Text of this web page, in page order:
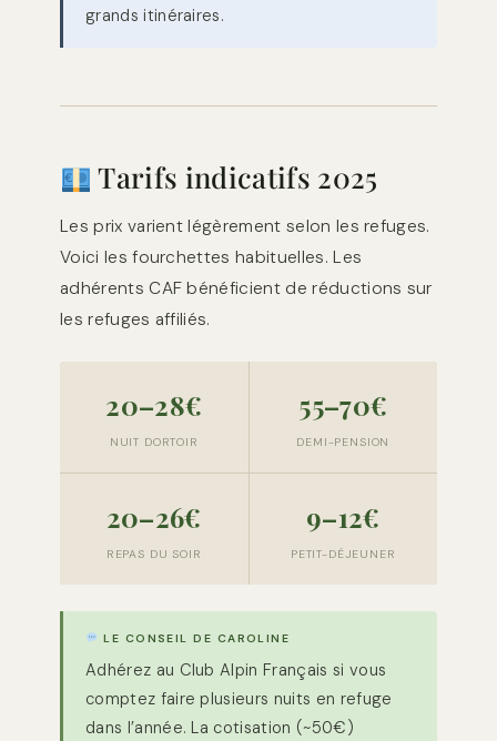
grands itinéraires.
Tarifs indicatifs 2025
Les prix varient légèrement selon les refuges.
Voici les fourchettes habituelles. Les
adhérents CAF bénéficient de réductions sur
les refuges affiliés.
20–28€
NUIT DORTOIR
55–70€
DEMI-PENSION
20–26€
REPAS DU SOIR
9–12€
PETIT-DÉJEUNER
LE CONSEIL DE CAROLINE
Adhérez au Club Alpin Français si vous
comptez faire plusieurs nuits en refuge
dans l’année. La cotisation (~50€)